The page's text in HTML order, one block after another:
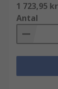
1 723,95 kr
Antal